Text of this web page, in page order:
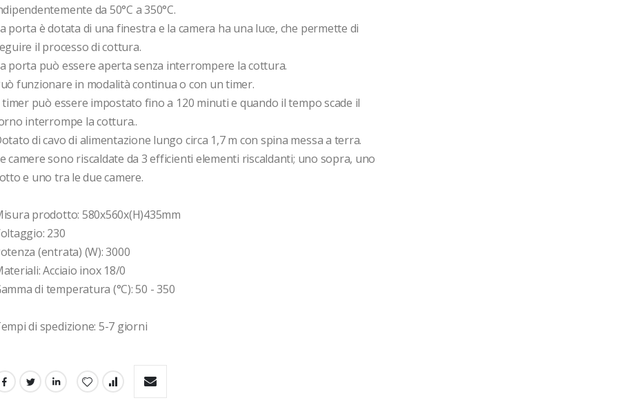
da 50°C a 350°C.
porta è dotata di una finestra e la camera ha una luce, che permette di
il processo di cottura.
porta può essere aperta senza interrompere la cottura.
funzionare in modalità continua o con un timer.
timer può essere impostato fino a 120 minuti e quando il tempo scade il
interrompe la cottura..
di cavo di alimentazione lungo circa 1,7 m con spina messa a terra.
camere sono riscaldate da 3 efficienti elementi riscaldanti; uno sopra, uno
e uno tra le due camere.
prodotto: 580x560x(H)435mm
230
(entrata) (W): 3000
Acciaio inox 18/0
di temperatura (°C): 50 - 350
di spedizione: 5-7 giorni